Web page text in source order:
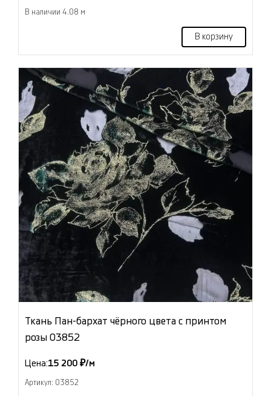
В наличии 4.08 м
В корзину
Ткань Пан-бархат чёрного цвета с принтом
розы 03852
Цена:15 200 ₽/м
Артикул: 03852